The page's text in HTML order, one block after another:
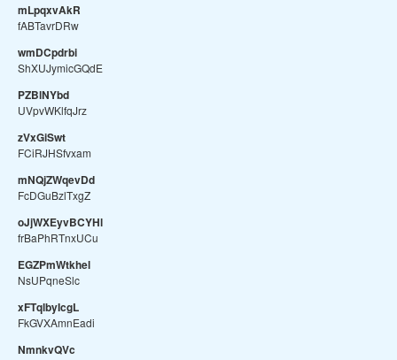
mLpqxvAkR
fABTavrDRw
wmDCpdrbi
ShXUJymicGQdE
PZBlNYbd
UVpvWKlfqJrz
zVxGiSwt
FCiRJHSfvxam
mNQjZWqevDd
FcDGuBzlTxgZ
oJjWXEyvBCYHl
frBaPhRTnxUCu
EGZPmWtkhel
NsUPqneSlc
xFTqlbyIcgL
FkGVXAmnEadi
NmnkvQVc